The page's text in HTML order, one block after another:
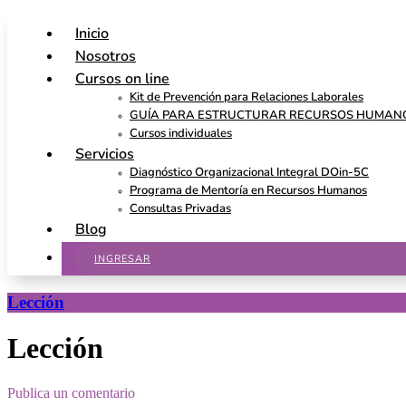
Inicio
Nosotros
Cursos on line
Kit de Prevención para Relaciones Laborales
GUÍA PARA ESTRUCTURAR RECURSOS
Cursos individuales
Servicios
Diagnóstico Organizacional Integral DOin-5C
Programa de Mentoría en Recursos Humanos
Consultas Privadas
Blog
INGRESAR
Lección
Lección
Publica un comentario